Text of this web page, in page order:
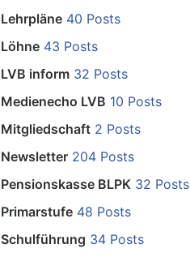
Lehrpläne 40 Posts
Löhne 43 Posts
LVB inform 32 Posts
Medienecho LVB 10 Posts
Mitgliedschaft 2 Posts
Newsletter 204 Posts
Pensionskasse BLPK 32 Posts
Primarstufe 48 Posts
Schulführung 34 Posts